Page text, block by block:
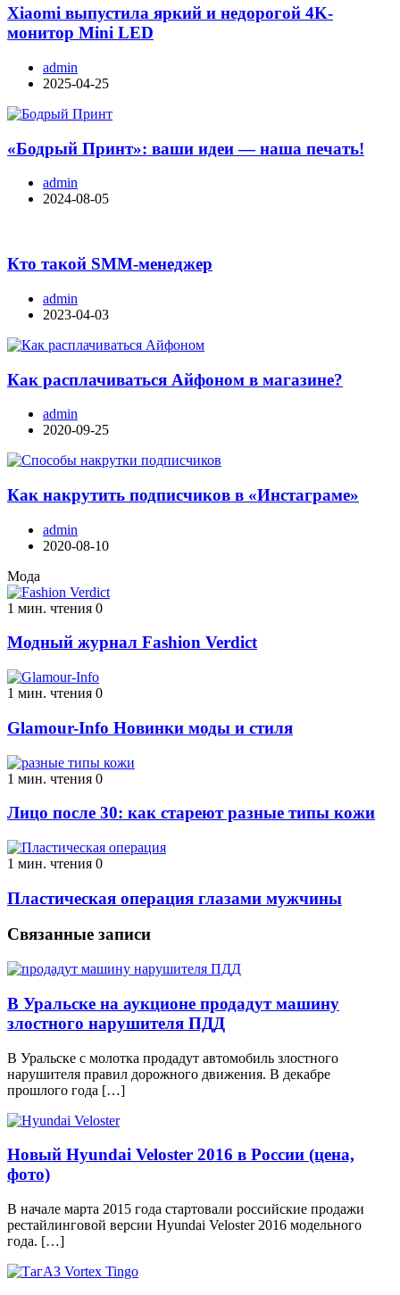
Xiaomi выпустила яркий и недорогой 4K-
монитор Mini LED
admin
2025-04-25
«Бодрый Принт»: ваши идеи — наша печать!
admin
2024-08-05
Кто такой SMM-менеджер
admin
2023-04-03
Как расплачиваться Айфоном в магазине?
admin
2020-09-25
Как накрутить подписчиков в «Инстаграме»
admin
2020-08-10
Мода
1 мин. чтения 0
Модный журнал Fashion Verdict
1 мин. чтения 0
Glamour-Info Новинки моды и стиля
1 мин. чтения 0
Лицо после 30: как стареют разные типы кожи
1 мин. чтения 0
Пластическая операция глазами мужчины
Связанные записи
В Уральске на аукционе продадут машину
злостного нарушителя ПДД
В Уральске с молотка продадут автомобиль злостного
нарушителя правил дорожного движения. В декабре
прошлого года […]
Новый Hyundai Veloster 2016 в России (цена,
фото)
В начале марта 2015 года стартовали российские продажи
рестайлинговой версии Hyundai Veloster 2016 модельного
года. […]